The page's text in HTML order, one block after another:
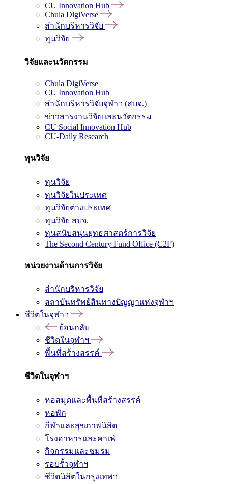
CU Innovation Hub
Chula DigiVerse
สำนักบริหารวิจัย
ทุนวิจัย
วิจัยและนวัตกรรม
Chula DigiVerse
CU Innovation Hub
สำนักบริหารวิจัยจุฬาฯ (สบจ.)
ข่าวสารงานวิจัยและนวัตกรรม
CU Social Innovation Hub
CU-Daily Research
ทุนวิจัย
ทุนวิจัย
ทุนวิจัยในประเทศ
ทุนวิจัยต่างประเทศ
ทุนวิจัย สบจ.
ทุนสนับสนุนยุทธศาสตร์การวิจัย
The Second Century Fund Office (C2F)
หน่วยงานด้านการวิจัย
สำนักบริหารวิจัย
สถาบันทรัพย์สินทางปัญญาแห่งจุฬาฯ
ชีวิตในจุฬาฯ
ย้อนกลับ
ชีวิตในจุฬาฯ
พื้นที่สร้างสรรค์
ชีวิตในจุฬาฯ
หอสมุดและพื้นที่สร้างสรรค์
หอพัก
กีฬาและสุขภาพนิสิต
โรงอาหารและคาเฟ่
กิจกรรมและชมรม
รอบรั้วจุฬาฯ
ชีวิตนิสิตในกรุงเทพฯ